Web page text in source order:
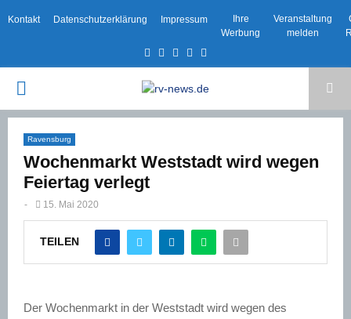
Kontakt Datenschutzerklärung Impressum
Ihre
Werbung
Veranstaltung
melden
Facebook
TwitterInstagram
Email
PRIMARY
MENU
Ravensburg
Wochenmarkt Weststadt wird wegen
Feiertag verlegt
- 15. Mai 2020
TEILEN
Der Wochenmarkt in der Weststadt wird wegen des